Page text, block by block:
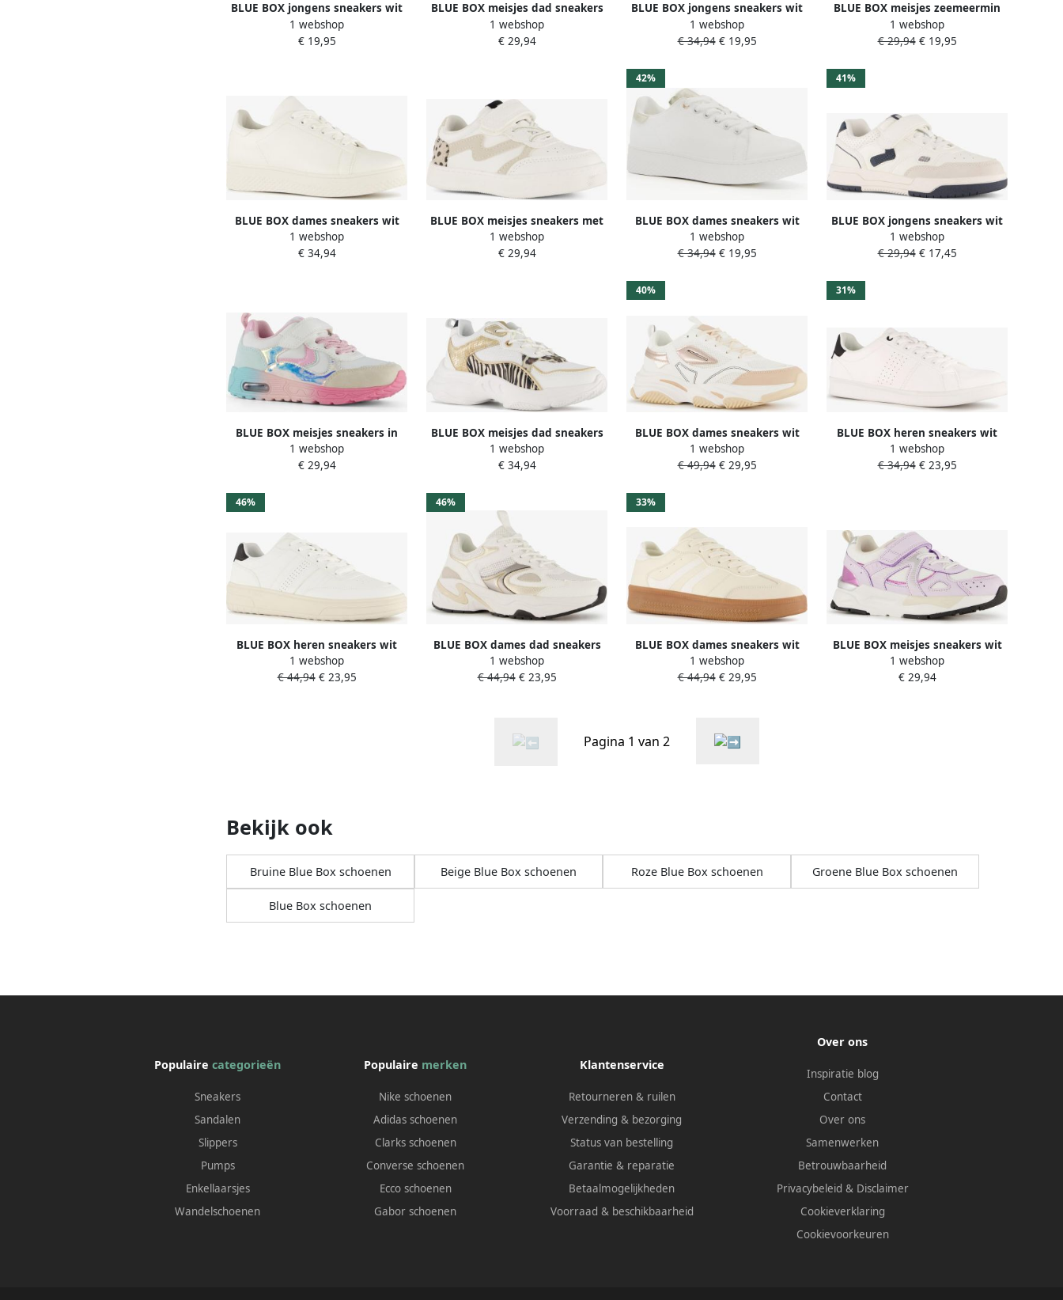
BLUE BOX jongens sneakers wit
1 webshop
€ 19,95
BLUE BOX meisjes dad sneakers
wit pastel
1 webshop
€ 29,94
BLUE BOX jongens sneakers wit
beige
1 webshop
€ 34,94€ 19,95
BLUE BOX meisjes zeemeermin
sneakers wit
1 webshop
€ 29,94€ 19,95
BLUE BOX dames sneakers wit
Uitneembare zool
1 webshop
€ 34,94
BLUE BOX meisjes sneakers met
dierenprint wit
1 webshop
€ 29,94
42%
BLUE BOX dames sneakers wit
goud Uitneembare zool
1 webshop
€ 34,94€ 19,95
41%
BLUE BOX jongens sneakers wit
blauw
1 webshop
€ 29,94€ 17,45
BLUE BOX meisjes sneakers in
pastelkleuren Wit
1 webshop
€ 29,94
BLUE BOX meisjes dad sneakers
met tijgerprint Wit
1 webshop
€ 34,94
40%
BLUE BOX dames sneakers wit
beige
1 webshop
€ 49,94€ 29,95
31%
BLUE BOX heren sneakers wit
blauw Uitneembare zool
1 webshop
€ 34,94€ 23,95
46%
BLUE BOX heren sneakers wit
Uitneembare zool
1 webshop
€ 44,94€ 23,95
46%
BLUE BOX dames dad sneakers
wit goud Extra comfort Memory
Foam
1 webshop
€ 44,94€ 23,95
33%
BLUE BOX dames sneakers wit
1 webshop
€ 44,94€ 29,95
BLUE BOX meisjes sneakers wit
paars
1 webshop
€ 29,94
Pagina 1 van 2
Bekijk ook
Bruine Blue Box schoenen Beige Blue Box schoenen Roze Blue Box schoenen Groene Blue Box schoenen
Blue Box schoenen
Populairecategorieën
Sneakers
Sandalen
Slippers
Pumps
Enkellaarsjes
Wandelschoenen
Populaire merken
Nike schoenen
Adidas schoenen
Clarks schoenen
Converse schoenen
Ecco schoenen
Gabor schoenen
Klantenservice
Retourneren & ruilen
Verzending & bezorging
Status van bestelling
Garantie & reparatie
Betaalmogelijkheden
Voorraad & beschikbaarheid
Over ons
Inspiratie blog
Contact
Over ons
Samenwerken
Betrouwbaarheid
Privacybeleid & Disclaimer
Cookieverklaring
Cookievoorkeuren